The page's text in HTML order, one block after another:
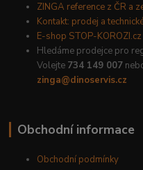
ZINGA reference z ČR a
Kontakt: prodej a
E-shop STOP-KOROZI.cz
Hledáme prodejce pro
Volejte 734 149 007
zinga@dinoservis.cz
Obchodní informace
Obchodní podmínky